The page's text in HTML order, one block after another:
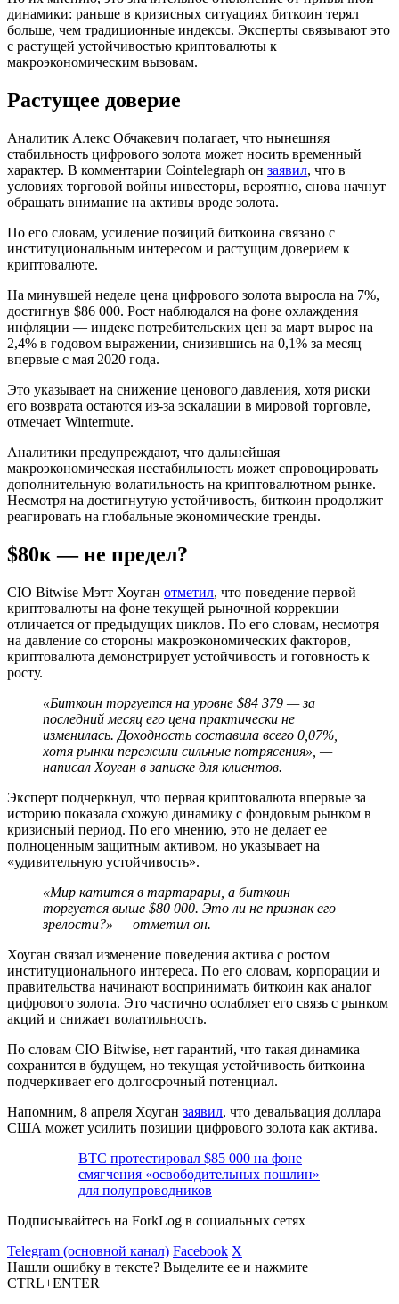
динамики: раньше в кризисных ситуациях биткоин терял
больше, чем традиционные индексы. Эксперты связывают это
с растущей устойчивостью криптовалюты к
макроэкономическим вызовам.
Растущее доверие
Аналитик Алекс Обчакевич полагает, что нынешняя
стабильность цифрового золота может носить временный
характер. В комментарии Cointelegraph он заявил, что в
условиях торговой войны инвесторы, вероятно, снова начнут
обращать внимание на активы вроде золота.
По его словам, усиление позиций биткоина связано с
институциональным интересом и растущим доверием к
криптовалюте.
На минувшей неделе цена цифрового золота выросла на 7%,
достигнув $86 000. Рост наблюдался на фоне охлаждения
инфляции — индекс потребительских цен за март вырос на
2,4% в годовом выражении, снизившись на 0,1% за месяц
впервые с мая 2020 года.
Это указывает на снижение ценового давления, хотя риски
его возврата остаются из-за эскалации в мировой торговле,
отмечает Wintermute.
Аналитики предупреждают, что дальнейшая
макроэкономическая нестабильность может спровоцировать
дополнительную волатильность на криптовалютном рынке.
Несмотря на достигнутую устойчивость, биткоин продолжит
реагировать на глобальные экономические тренды.
$80к — не предел?
CIO Bitwise Мэтт Хоуган отметил, что поведение первой
криптовалюты на фоне текущей рыночной коррекции
отличается от предыдущих циклов. По его словам, несмотря
на давление со стороны макроэкономических факторов,
криптовалюта демонстрирует устойчивость и готовность к
росту.
«Биткоин торгуется на уровне $84 379 — за
последний месяц его цена практически не
изменилась. Доходность составила всего 0,07%,
хотя рынки пережили сильные потрясения», —
написал Хоуган в записке для клиентов.
Эксперт подчеркнул, что первая криптовалюта впервые за
историю показала схожую динамику с фондовым рынком в
кризисный период. По его мнению, это не делает ее
полноценным защитным активом, но указывает на
«удивительную устойчивость».
«Мир катится в тартарары, а биткоин
торгуется выше $80 000. Это ли не признак его
зрелости?» — отметил он.
Хоуган связал изменение поведения актива с ростом
институционального интереса. По его словам, корпорации и
правительства начинают воспринимать биткоин как аналог
цифрового золота. Это частично ослабляет его связь с рынком
акций и снижает волатильность.
По словам CIO Bitwise, нет гарантий, что такая динамика
сохранится в будущем, но текущая устойчивость биткоина
подчеркивает его долгосрочный потенциал.
Напомним, 8 апреля Хоуган заявил, что девальвация доллара
США может усилить позиции цифрового золота как актива.
BTC протестировал $85 000 на фоне
смягчения «освободительных пошлин»
для полупроводников
Подписывайтесь на ForkLog в социальных сетях
Telegram (основной канал) Facebook X
Нашли ошибку в тексте? Выделите ее и нажмите
CTRL+ENTER